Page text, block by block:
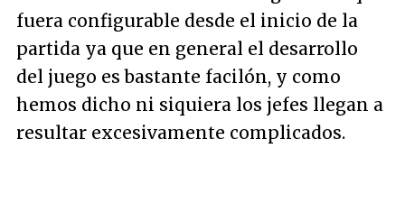
fuera configurable desde el inicio de la
partida ya que en general el desarrollo
del juego es bastante facilón, y como
hemos dicho ni siquiera los jefes llegan a
resultar excesivamente complicados.